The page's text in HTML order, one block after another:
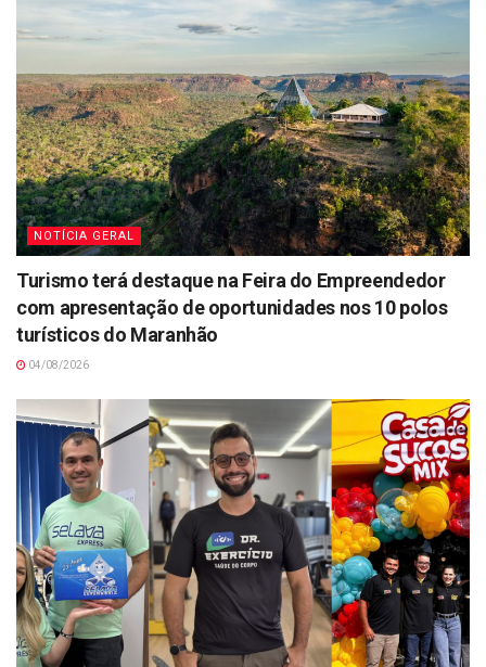
NOTÍCIA GERAL
Turismo terá destaque na Feira do Empreendedor
com apresentação de oportunidades nos 10 polos
turísticos do Maranhão
04/08/2026